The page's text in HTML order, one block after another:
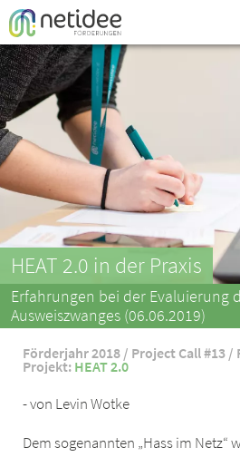
Enter your username or email address
Passwort
HEAT 2.0 in der Praxis
Erfahrungen bei der Evaluierung
Ausweiszwanges (06.06.2019)
Förderjahr 2018 / Project Call #13 /
Projekt: HEAT 2.0
- von Levin Wotke
Dem sogenannten „Hass im Netz“